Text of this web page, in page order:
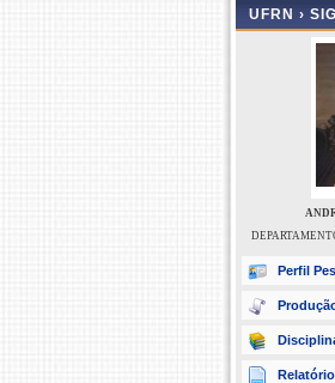
UFRN ›
Perfil